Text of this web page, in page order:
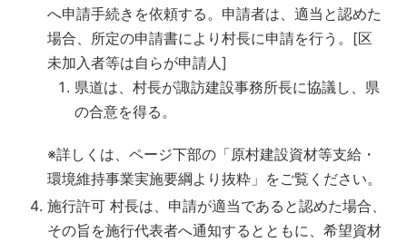
へ申請手続きを依頼する。申請者は、適当と認めた
場合、所定の申請書により村長に申請を行う。[区
未加入者等は自らが申請人]
県道は、村長が諏訪建設事務所長に協議し、県
の合意を得る。
※詳しくは、ページ下部の「原村建設資材等支給・
環境維持事業実施要綱より抜粋」をご覧ください。
施行許可 村長は、申請が適当であると認めた場合、
その旨を施行代表者へ通知するとともに、希望資材